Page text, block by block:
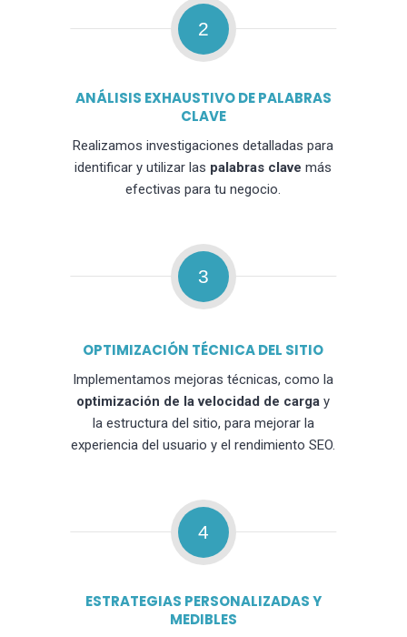
2
ANÁLISIS EXHAUSTIVO DE PALABRAS
CLAVE
Realizamos investigaciones detalladas para
identificar y utilizar las palabras clave más
efectivas para tu negocio.
3
OPTIMIZACIÓN TÉCNICA DEL SITIO
Implementamos mejoras técnicas, como la
optimización de la velocidad de carga y
la estructura del sitio, para mejorar la
experiencia del usuario y el rendimiento SEO.
4
ESTRATEGIAS PERSONALIZADAS Y
MEDIBLES